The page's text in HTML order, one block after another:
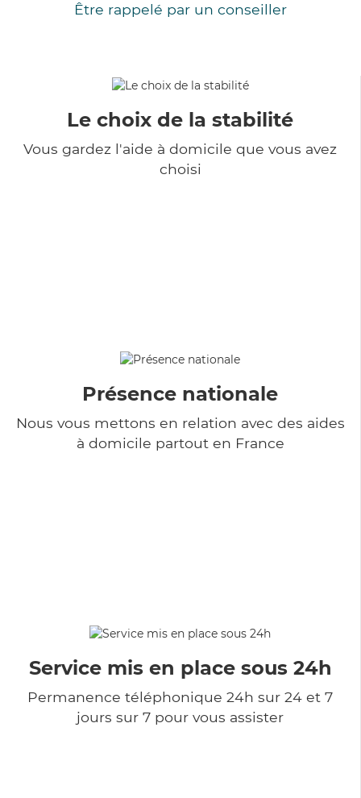
Être rappelé par un conseiller
Le choix de la stabilité
Vous gardez l'aide à domicile que vous avez
choisi
Présence nationale
Nous vous mettons en relation avec des aides
à domicile partout en France
Service mis en place sous 24h
Permanence téléphonique 24h sur 24 et 7
jours sur 7 pour vous assister